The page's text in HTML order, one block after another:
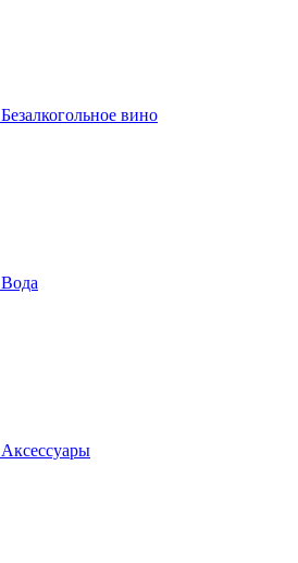
Безалкогольное вино
Вода
Аксессуары